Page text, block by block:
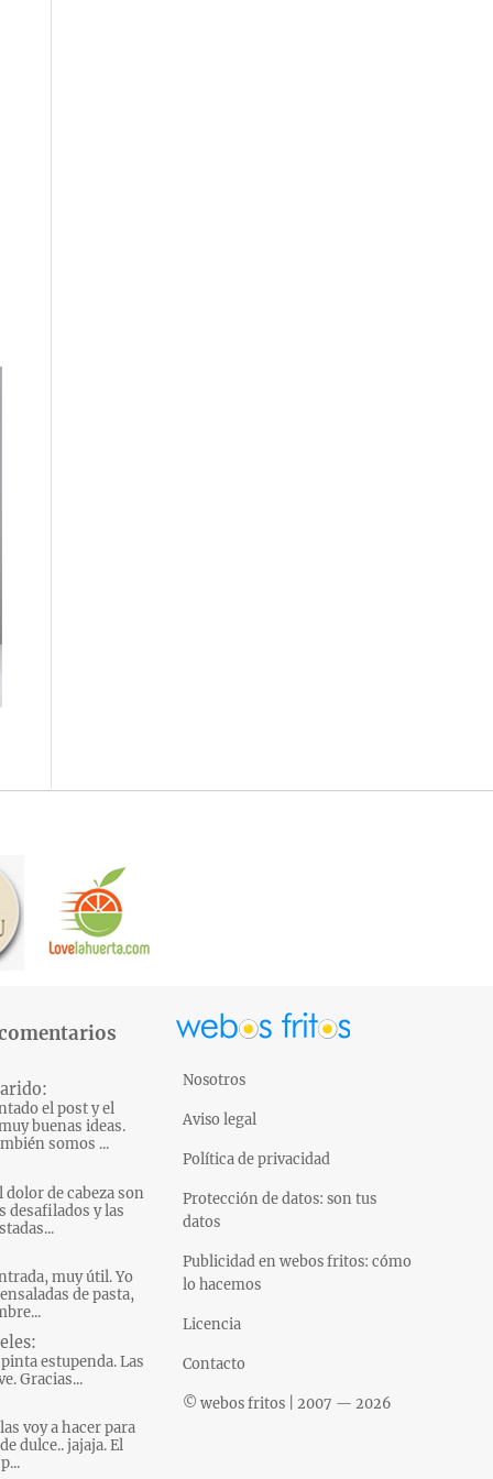
el post y el
buenas ideas.
somos ...
de cabeza son
desafilados y las
muy útil. Yo
de pasta,
estupenda. Las
Gracias...
voy a hacer para
dulce.. jajaja. El
Nosotros
Aviso legal
Política de privacidad
Protección de datos: son tus
datos
Publicidad en webos fritos: cómo
lo hacemos
Licencia
Contacto
© webos fritos | 2007 — 2026